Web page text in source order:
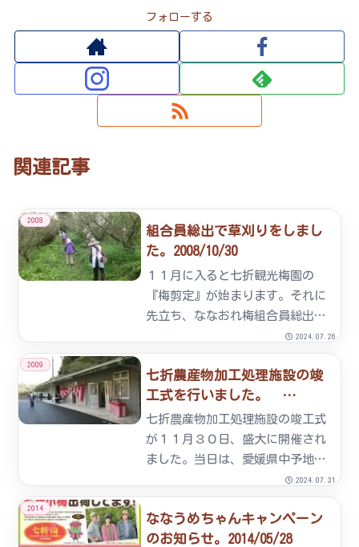
フォローする
関連記事
2008
組合員総出で草刈りをしまし
た。2008/10/30
１１月に入ると七折観光梅園の
『梅剪定』が始まります。それに
先立ち、ななおれ梅組合員総出で
下草の草刈りを行いました。当日
は雲１つない秋晴れのもと、気持
ちよい汗をかきました。
2024.07.26
2009
七折農産物加工処理施設の竣
工式を行いました。
2009/12/09
七折農産物加工処理施設の竣工式
が１１月３０日、盛大に開催され
ました。当日は、愛媛県中予地方
局長、砥部町長、砥部町議会長ほ
か、関係者の方々に多数ご列席頂
きました。新設された加工場で
は、品質の良い七折小梅を使用
2024.07.31
2014
ななうめちゃんキャンペーン
のお知らせ。2014/05/28